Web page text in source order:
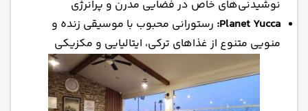
نوشیدنی‌های خاص در فضایی مدرن و پرانرژی
Planet Yucca: رستورانی محبوب با موسیقی زنده و
منویی متنوع از غذاهای ترکی، ایتالیایی و مکزیکی